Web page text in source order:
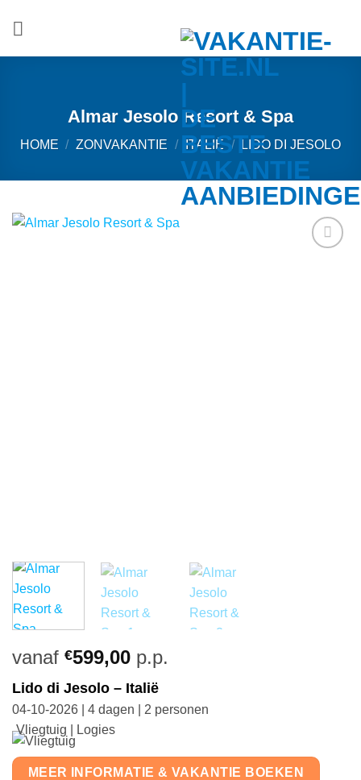
Almar Jesolo Resort & Spa
HOME / ZONVAKANTIE / ITALIË / LIDO DI JESOLO
vanaf €599,00 p.p.
Lido di Jesolo – Italië
04-10-2026 | 4 dagen | 2 personen
Vliegtuig | Logies
MEER INFORMATIE & VAKANTIE BOEKEN